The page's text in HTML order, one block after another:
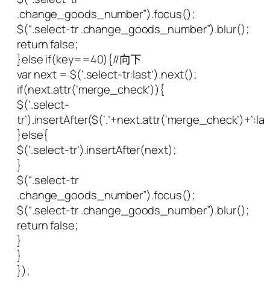
.change_goods_number”).focus();
$(“.select-tr .change_goods_number”).blur();
return false;
}else if(key==40){//向下
var next = $(‘.select-tr:last’).next();
if(next.attr(‘merge_check’)){
$(‘.select-
}else{
$(‘.select-tr’).insertAfter(next);
}
$(“.select-tr
.change_goods_number”).focus();
$(“.select-tr .change_goods_number”).blur();
return false;
}
}
});